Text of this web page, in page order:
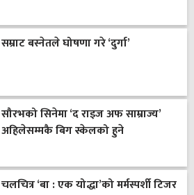
सम्राट बस्नेतले घोषणा गरे ‘दुर्गा’
सौरभको सिनेमा ‘द राइज अफ साम्राज्य’
अहिलेसम्मकै बिग स्केलको हुने
चलचित्र ‘बा : एक योद्धा’को मर्मस्पर्शी टिजर